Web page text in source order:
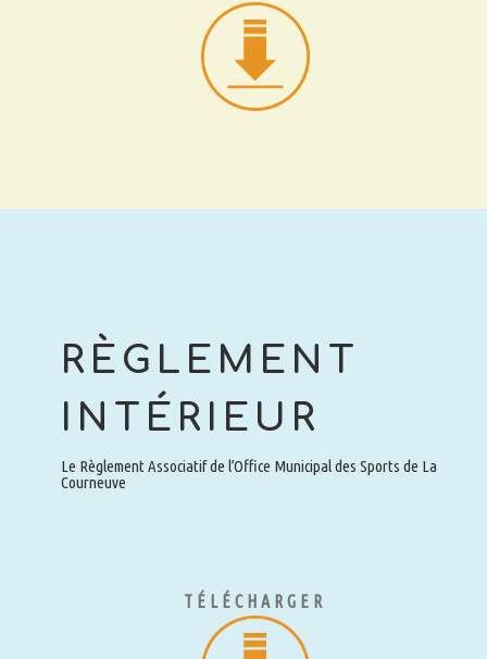
RÈGLEMENT
INTÉRIEUR
Le Règlement Associatif de l’Office Municipal des Sports de La
Courneuve
TÉLÉCHARGER